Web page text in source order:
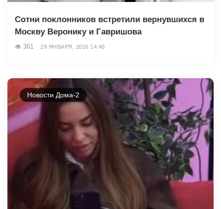
Сотни поклонников встретили вернувшихся в
Москву Веронику и Гавришова
361 29 ЯНВАРЯ, 2026 14:40
Новости Дома-2